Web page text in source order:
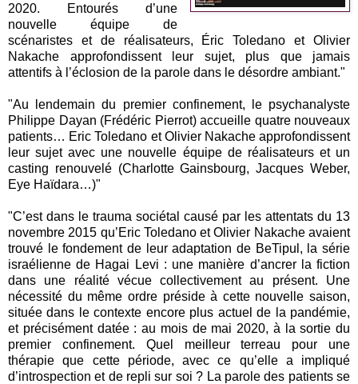
2020. Entourés d’une
nouvelle équipe de
scénaristes et de réalisateurs, Éric Toledano et Olivier
Nakache approfondissent leur sujet, plus que jamais
attentifs à l’éclosion de la parole dans le désordre ambiant."
"Au lendemain du premier confinement, le psychanalyste
Philippe Dayan (Frédéric Pierrot) accueille quatre nouveaux
patients… Eric Toledano et Olivier Nakache approfondissent
leur sujet avec une nouvelle équipe de réalisateurs et un
casting renouvelé (Charlotte Gainsbourg, Jacques Weber,
Eye Haïdara…)"
"C’est dans le trauma sociétal causé par les attentats du 13
novembre 2015 qu’Eric Toledano et Olivier Nakache avaient
trouvé le fondement de leur adaptation de BeTipul, la série
israélienne de Hagai Levi : une manière d’ancrer la fiction
dans une réalité vécue collectivement au présent. Une
nécessité du même ordre préside à cette nouvelle saison,
située dans le contexte encore plus actuel de la pandémie,
et précisément datée : au mois de mai 2020, à la sortie du
premier confinement. Quel meilleur terreau pour une
thérapie que cette période, avec ce qu’elle a impliqué
d’introspection et de repli sur soi ? La parole des patients se